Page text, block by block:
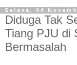
Selasa, 04
‎‎Diduga Tak
Tiang PJU di
Bermasalah ‎